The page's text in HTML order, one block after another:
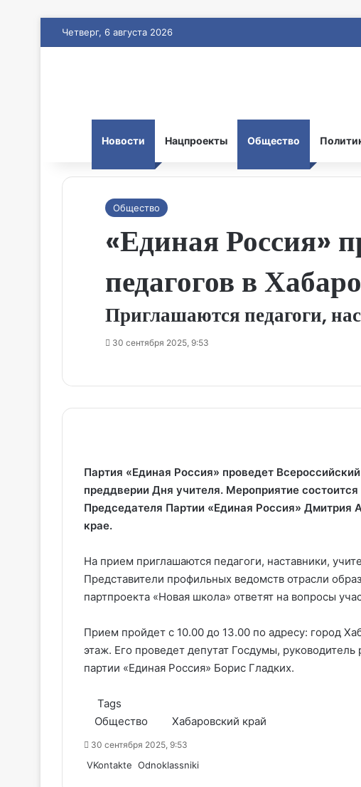
Четверг, 6 августа 2026
Новости Нацпроекты Общество
Общество
«Единая Россия»
педагогов в
Приглашаются педагоги,
30 сентября 2025, 9:53
Партия «Единая Россия» проведет
преддверии Дня учителя. Мероприятие
Председателя Партии «Единая Россия» Дмитрия
крае.
На прием приглашаются педагоги, наставники,
Представители профильных ведомств отрасли
партпроекта «Новая школа» ответят на вопросы
Прием пройдет с 10.00 до 13.00 по адресу: город
этаж. Его проведет депутат Госдумы,
партии «Единая Россия» Борис Гладких.
Tags
Общество
Хабаровский край
30 сентября 2025, 9:53
VKontakte Odnoklassniki